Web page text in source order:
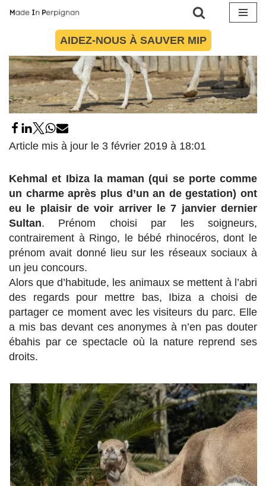
contenu
AIDEZ-NOUS À SAUVER MIP
Article mis à jour le 3 février 2019 à 18:01
Kehmal et Ibiza la maman (qui se porte comme
un charme après plus d’un an de gestation) ont
eu le plaisir de voir arriver le 7 janvier dernier
Sultan. Prénom choisi par les soigneurs,
contrairement à Ringo, le bébé rhinocéros, dont le
prénom avait donné lieu sur les réseaux sociaux à
un jeu concours.
Alors que d’habitude, les animaux se mettent à l’abri
des regards pour mettre bas, Ibiza a choisi de
partager ce moment avec les visiteurs du parc. Elle
a mis bas devant ces anonymes à n’en pas douter
ébahis par ce spectacle où la nature reprend ses
droits.